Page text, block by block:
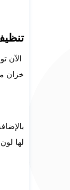
الآن
خزان
لها